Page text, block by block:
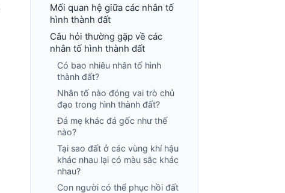
Mối quan hệ giữa các nhân tố
hình thành đất
Câu hỏi thường gặp về các
nhân tố hình thành đất
Có bao nhiêu nhân tố hình
thành đất?
Nhân tố nào đóng vai trò chủ
đạo trong hình thành đất?
Đá mẹ khác đá gốc như thế
nào?
Tại sao đất ở các vùng khí hậu
khác nhau lại có màu sắc khác
nhau?
Con người có thể phục hồi đất